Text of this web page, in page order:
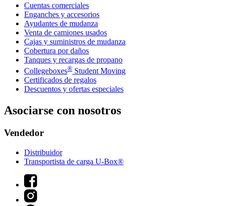
Cuentas comerciales
Enganches y accesorios
Ayudantes de mudanza
Venta de camiones usados
Cajas y suministros de mudanza
Cobertura por daños
Tanques y recargas de propano
Collegeboxes® Student Moving
Certificados de regalos
Descuentos y ofertas especiales
Asociarse con nosotros
Vendedor
Distribuidor
Transportista de carga U-Box®